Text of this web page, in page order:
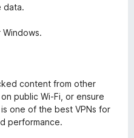
data.
content from other
public Wi-Fi, or ensure
one of the best VPNs for
performance.